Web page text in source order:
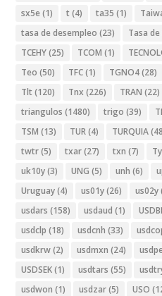
sx5e (1) t (4) ta35 (1)
tasa de desempleo (23) Tasa
TCEHY(25) TCOM (1)
Teo (50) TFC(1) TGNO4(28)
Tlt (120) Tnx (226) TRAN (22)
triangulos (1480) trigo (39)
TSM (13) TUR(4) TURQUIA
twtr(5) txar(27) txn (7)
uk10y(3) UNG (5) unh (6)
Uruguay(4) us01y(26) us02y
usdars (158) usdaud (1)
usdclp (18) usdcnh (33)
usdkrw(2) usdmxn (24)
USDSEK(1) usdtars (55)
usdwon (1) usdzar(5) USO